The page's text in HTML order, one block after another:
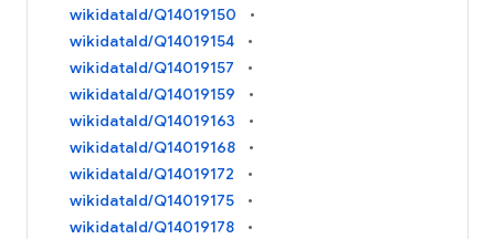
wikidataId/Q14019150
wikidataId/Q14019154
wikidataId/Q14019157
wikidataId/Q14019159
wikidataId/Q14019163
wikidataId/Q14019168
wikidataId/Q14019172
wikidataId/Q14019175
wikidataId/Q14019178